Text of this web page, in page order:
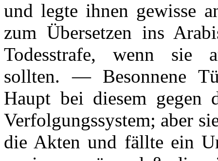
und legte ihnen gewisse
zum Übersetzen ins
Todesstrafe, wenn sie
sollten. —Besonnene
Haupt bei diesem gegen
Verfolgungssystem; aber
die Akten und fällte ein